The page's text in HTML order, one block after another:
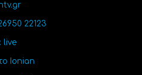
22123
live
Ionian